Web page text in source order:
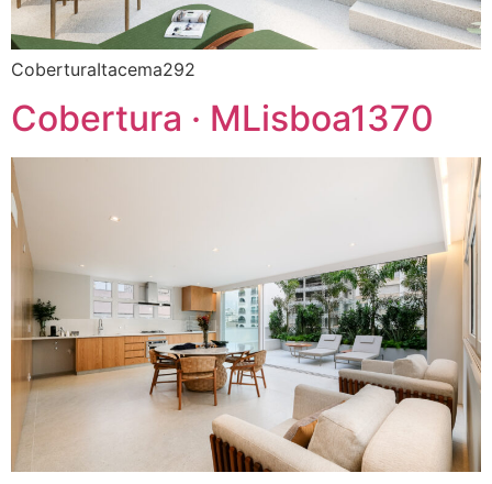
CoberturaItacema292
Cobertura · MLisboa1370